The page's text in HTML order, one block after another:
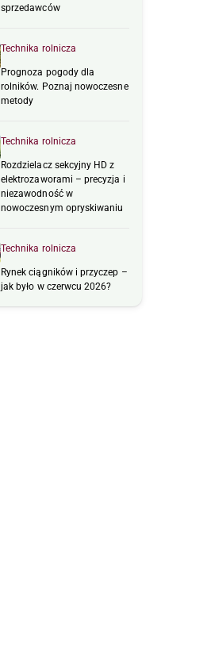
sprzedawców
Technika rolnicza
Prognoza pogody dla
rolników. Poznaj nowoczesne
metody
Technika rolnicza
Rozdzielacz sekcyjny HD z
elektrozaworami – precyzja i
niezawodność w
nowoczesnym opryskiwaniu
Technika rolnicza
Rynek ciągników i przyczep –
jak było w czerwcu 2026?